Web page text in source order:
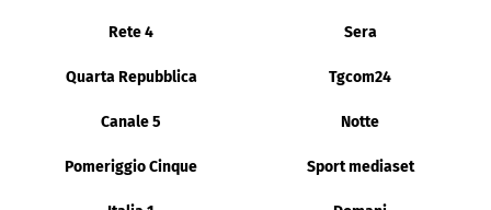
Rete 4 Sera
Quarta Repubblica Tgcom24
Canale 5 Notte
Pomeriggio Cinque Sport mediaset